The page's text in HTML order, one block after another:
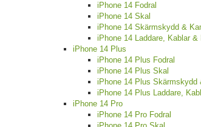
iPhone 14 Fodral
iPhone 14 Skal
iPhone 14 Skärmskydd &
iPhone 14 Laddare, Kablar &
iPhone 14 Plus
iPhone 14 Plus Fodral
iPhone 14 Plus Skal
iPhone 14 Plus Skärmskydd
iPhone 14 Plus Laddare,
iPhone 14 Pro
iPhone 14 Pro Fodral